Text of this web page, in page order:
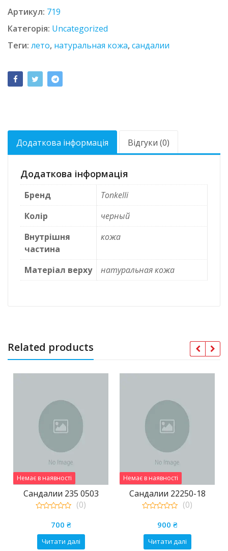
Артикул: 719
Категорія: Uncategorized
Теги: лето, натуральная кожа,сандалии
Додаткова інформація Відгуки (0)
Додаткова інформація
Бренд
Tonkelli
Колір
черный
Внутрішня
частина
кожа
Матеріал верху натуральная кожа
Related products
Немає в наявності
Сандалии 235 0503
5
(0)
700 ₴
Читати далі
Немає в наявності
Сандалии 22250-18
5
(0)
900 ₴
Читати далі